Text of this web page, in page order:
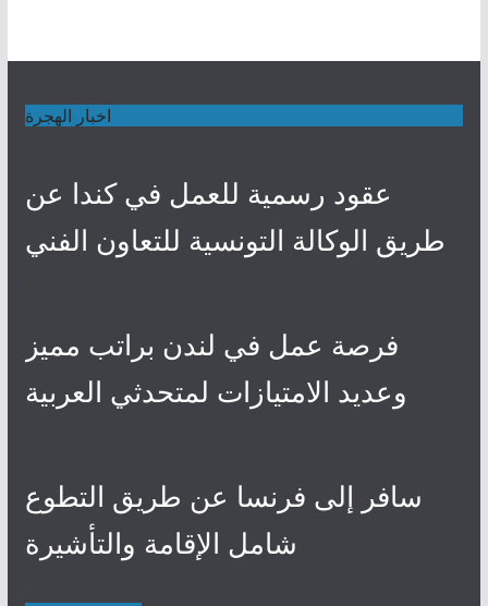
اخبار الهجرة
عقود رسمية للعمل في كندا عن
طريق الوكالة التونسية للتعاون الفني
فرصة عمل في لندن براتب مميز
وعديد الامتيازات لمتحدثي العربية
سافر إلى فرنسا عن طريق التطوع
شامل الإقامة والتأشيرة